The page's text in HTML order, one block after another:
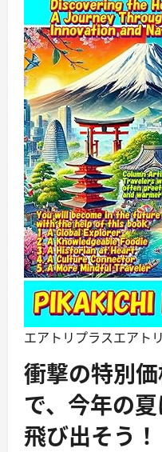
エアトリプラスエアト
衝撃の特別
で、今年の
飛び出そう！